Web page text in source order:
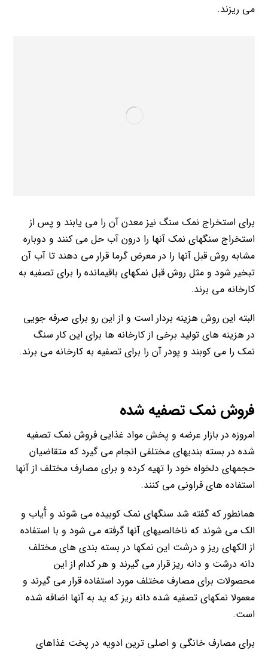
می ریزند.
برای استخراج نمک سنگ نیز معدن آن را می یابند و پس از
استخراج سنگهای نمک آنها را درون آب حل می کنند و دوباره
مشابه روش قبل آنها را در معرض گرما قرار می دهند تا آب آن
تبخیر شود و مثل روش قبل نمکهای باقیمانده را برای تصفیه به
کارخانه می برند.
البته این روش هزینه بردار است و از این رو برای صرفه جویی
در هزینه های تولید برخی از کارخانه ها برای این کار سنگ
نمک را می کوبند و پودر آن را برای تصفیه به کارخانه می برند.
فروش نمک تصفیه شده
امروزه در بازار عرضه و پخش مواد غذایی فروش نمک تصفیه
شده در بسته بندیهای مختلفی انجام می گیرد که متقاضیان
حجمهای دلخواه خود را تهیه کرده و برای مصارف مختلف از آنها
استفاده های فراونی می کنند.
همانطور که گفته شد سنگهای نمک کوبیده می شوند و آُیاب و
الک می شوند که ناخالصیهای آنها گرفته می شود و با استفاده
از الکهای ریز و درشت این نمکها در بسته بندی های مختلف
دانه درشت و دانه ریز قرار می گیرند و هر کدام از این
محصولات برای مصارف مختلف مورد استفاده قرار می گیرند و
معمولا نمکهای تصفیه شده دانه ریز که ید به آنها اضافه شده
است.
برای مصارف خانگی و اصلی ترین ادویه در پخت غذاهای